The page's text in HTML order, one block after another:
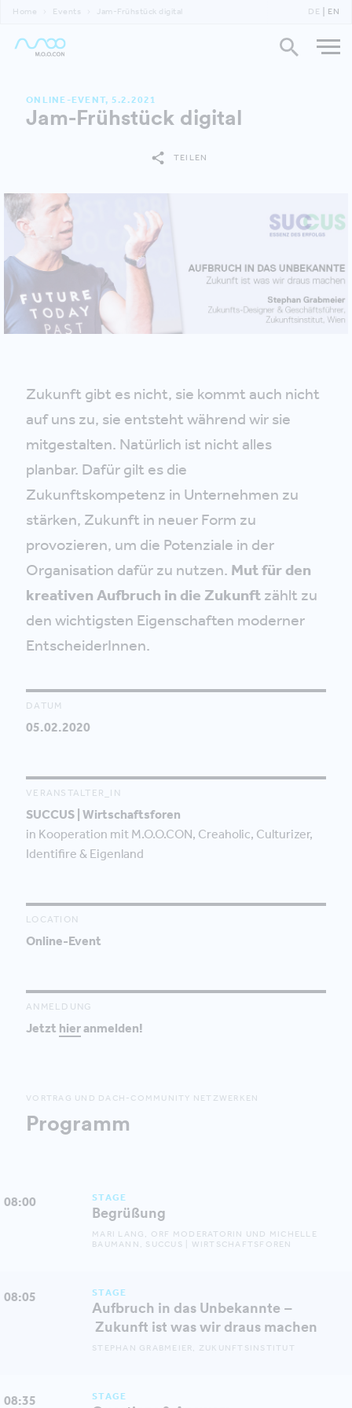
Home Events Jam-Frühstück digital DE EN
ONLINE-EVENT, 5.2.2021
Jam-Frühstück digital
TEILEN
Zukunft gibt es nicht, sie kommt auch nicht
auf uns zu, sie entsteht während wir sie
mitgestalten. Natürlich ist nicht alles
planbar. Dafür gilt es die
Zukunftskompetenz in Unternehmen zu
stärken, Zukunft in neuer Form zu
provozieren, um die Potenziale in der
Organisation dafür zu nutzen. Mut für den
kreativen Aufbruch in die Zukunft zählt zu
den wichtigsten Eigenschaften moderner
EntscheiderInnen.
DATUM
05.02.2020
VERANSTALTER_IN
SUCCUS | Wirtschaftsforen
in Kooperation mit M.O.O.CON, Creaholic, Culturizer,
Identifire & Eigenland
LOCATION
Online-Event
ANMELDUNG
Jetzt hieranmelden!
VORTRAG UND DACH-COMMUNITY NETZWERKEN
Programm
08:00 STAGE
Begrüßung
MARI LANG, ORF MODERATORIN UND MICHELLE
BAUMANN, SUCCUS | WIRTSCHAFTSFOREN
08:05 STAGE
Aufbruch in das Unbekannte –
Zukunft ist was wir draus machen
STEPHAN GRABMEIER, ZUKUNFTSINSTITUT
08:35 STAGE